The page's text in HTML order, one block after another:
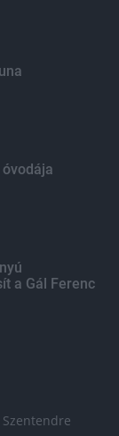
a Gál Ferenc
Szentendre